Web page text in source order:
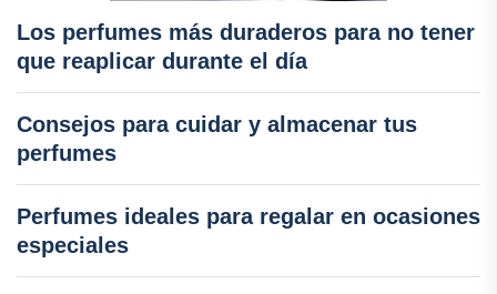
Los perfumes más duraderos para no tener
que reaplicar durante el día
Consejos para cuidar y almacenar tus
perfumes
Perfumes ideales para regalar en ocasiones
especiales